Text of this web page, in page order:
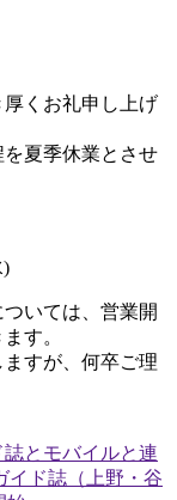
くお礼申し上げ
夏季休業とさせ
いては、営業開
す。
すが、何卒ご理
とモバイルと連
イド誌（上野・谷